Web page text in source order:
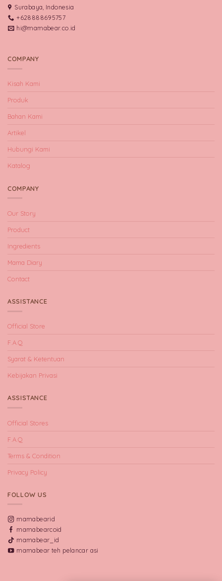
Surabaya, Indonesia
+628888695757
hi@mamabear.co.id
COMPANY
Kisah Kami
Produk
Bahan Kami
Artikel
Hubungi Kami
Katalog
COMPANY
Our Story
Product
Ingredients
Mama Diary
Contact
ASSISTANCE
Official Store
F.A.Q
Syarat & Ketentuan
Kebijakan Privasi
ASSISTANCE
Official Stores
F.A.Q
Terms & Condition
Privacy Policy
FOLLOW US
mamabearid
mamabearcoid
mamabear_id
mamabear teh pelancar asi